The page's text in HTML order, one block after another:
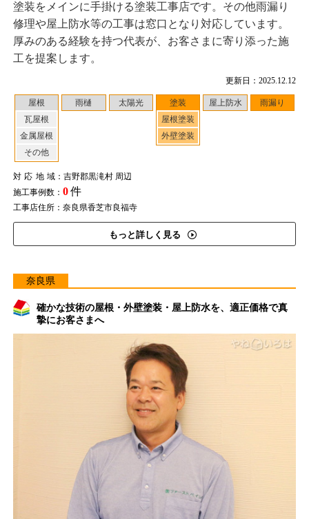
更新日：2025.12.12
屋根
瓦屋根
金属屋根
その他
雨樋 太陽光
塗装
屋根塗装
外壁塗装
屋上防水 雨漏り
対応地域：吉野郡黒滝村 周辺
施工事例数： 0件
工事店住所：奈良県香芝市良福寺
もっと詳しく見る
塗装をメインに手掛ける塗装工事店です。その他雨漏り
修理や屋上防水等の工事は窓口となり対応しています。
厚みのある経験を持つ代表が、お客さまに寄り添った施
工を提案します。
奈良県
確かな技術の屋根・外壁塗装・屋上防水を、適正価格で真
摯にお客さまへ